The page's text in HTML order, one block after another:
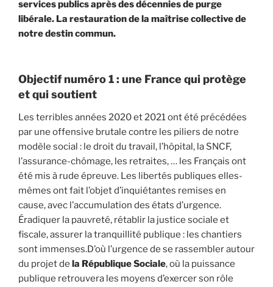
services publics après des décennies de purge
libérale. La restauration de la maîtrise collective de
notre destin commun.
Objectif numéro 1 : une France qui protège
et qui soutient
Les terribles années 2020 et 2021 ont été précédées
par une offensive brutale contre les piliers de notre
modèle social : le droit du travail, l’hôpital, la SNCF,
l’assurance-chômage, les retraites, … les Français ont
été mis à rude épreuve. Les libertés publiques elles-
mêmes ont fait l’objet d’inquiétantes remises en
cause, avec l’accumulation des états d’urgence.
Éradiquer la pauvreté, rétablir la justice sociale et
fiscale, assurer la tranquillité publique : les chantiers
sont immenses.D’où l’urgence de se rassembler autour
du projet de la République Sociale, où la puissance
publique retrouvera les moyens d’exercer son rôle